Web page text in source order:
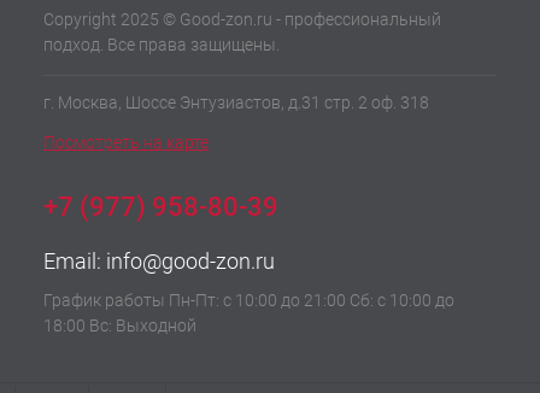
Copyright 2025 © Good-zon.ru - профессиональный
подход. Все права защищены.
г. Москва, Шоссе Энтузиастов, д.31 стр. 2 оф. 318
Посмотреть на карте
+7 (977) 958-80-39
Email: info@good-zon.ru
График работы Пн-Пт: с 10:00 до 21:00 Сб: с 10:00 до
18:00 Вс: Выходной